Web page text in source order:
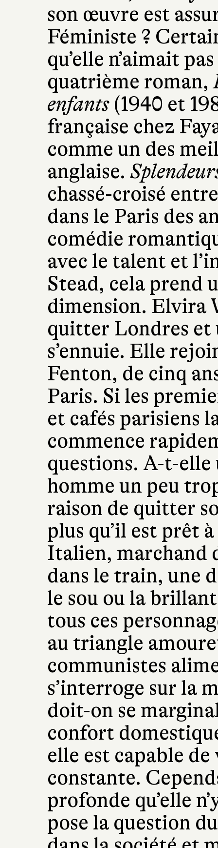
son œuvre est
Féministe ?
qu’elle n’aimait
quatrième roman,
enfants(1940 et
française chez
comme un des
anglaise.
chassé-croisé
dans le Paris des
comédie
avec le talent et
Stead, cela prend
dimension. Elvira
quitter Londres et
s’ennuie. Elle
Fenton, de cinq
Paris. Si les
et cafés parisiens
commence
questions. A-t-elle
homme un peu
raison de quitter
plus qu’il est prêt
Italien, marchand
dans le train, une
le sou ou la
tous ces
au triangle
communistes
s’interroge sur la
doit-on se
confort
elle est capable
constante.
profonde qu’elle
pose la question